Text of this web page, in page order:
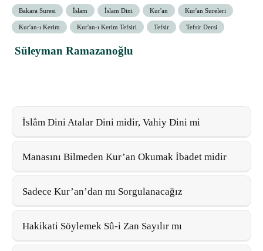
Bakara Suresi İslam İslam Dini Kur'an Kur'an Sureleri
Kur'an-ı Kerim Kur'an-ı Kerim Tefsiri Tefsir Tefsir Dersi
Süleyman Ramazanoğlu
İslâm Dini Atalar Dini midir, Vahiy Dini mi
Manasını Bilmeden Kur’an Okumak İbadet midir
Sadece Kur’an’dan mı Sorgulanacağız
Hakikati Söylemek Sû-i Zan Sayılır mı